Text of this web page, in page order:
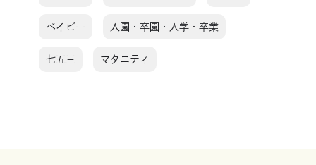
ベイビー 入園・卒園・入学・卒業
七五三 マタニティ